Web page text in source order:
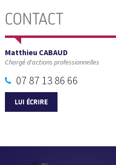
CONTACT
Matthieu CABAUD
Chargé d'actions professionnelles
07 87 13 86 66
LUI ÉCRIRE